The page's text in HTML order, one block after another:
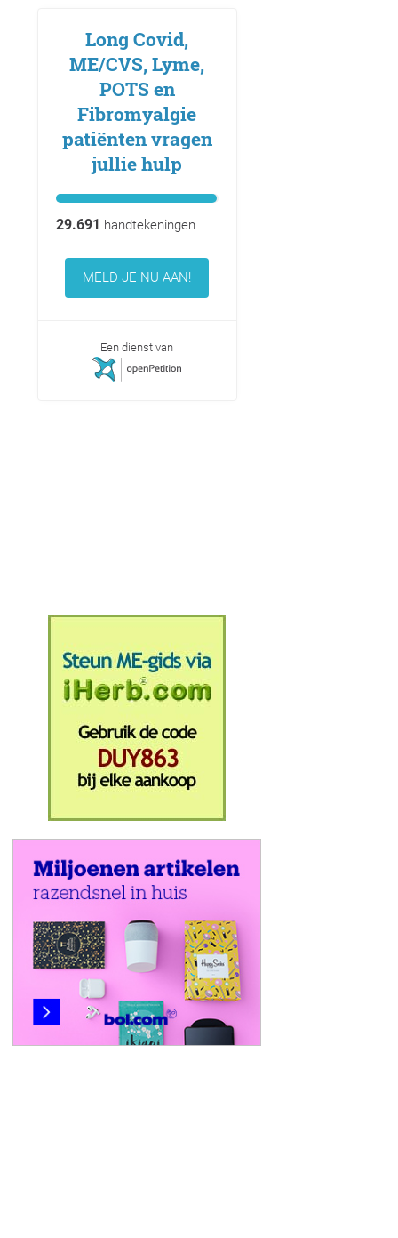
Long Covid,
ME/CVS, Lyme,
POTS en
Fibromyalgie
patiënten vragen
jullie hulp
29.691 handtekeningen
MELD JE NU AAN!
Een dienst van